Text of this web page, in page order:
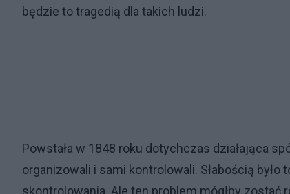
będzie to tragedią dla takich ludzi.
Powstała w 1848 roku dotychczas działająca
organizowali i sami kontrolowali. Słabością było
skontrolowania. Ale ten problem mógłby zostać